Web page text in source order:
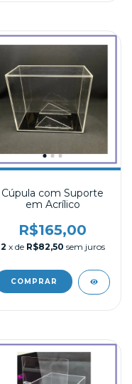
Cúpula com Suporte
em Acrílico
R$165,00
2 x de R$82,50 sem juros